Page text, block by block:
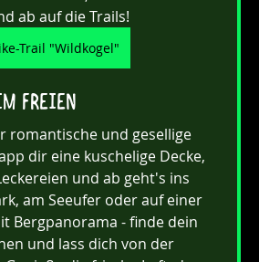
ab auf die Trails!
Trail "Wildkogel"
Freien
romantische und gesellige
dir eine kuschelige Decke,
und ab geht's ins
am Seeufer oder auf einer
Bergpanorama - finde dein
und lass dich von der